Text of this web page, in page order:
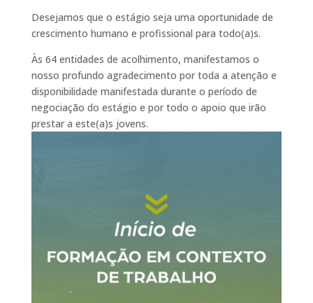
Desejamos que o estágio seja uma oportunidade de
crescimento humano e profissional para todo(a)s.
Às 64 entidades de acolhimento, manifestamos o
nosso profundo agradecimento por toda a atenção e
disponibilidade manifestada durante o período de
negociação do estágio e por todo o apoio que irão
prestar a este(a)s jovens.